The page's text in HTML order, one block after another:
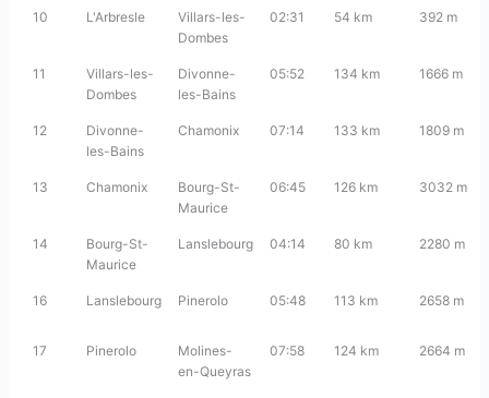
10 L'Arbresle
Villars-les-
Dombes
02:31 54 km 392 m
11
Villars-les-
Dombes
Divonne-
les-Bains
05:52 134 km 1666 m
12
Divonne-
les-Bains
Chamonix 07:14 133 km 1809 m
13 Chamonix
Bourg-St-
Maurice
06:45 126 km 3032 m
14
Bourg-St-
Maurice
Lanslebourg 04:14 80 km 2280 m
16 Lanslebourg Pinerolo 05:48 113 km 2658 m
17 Pinerolo
Molines-
en-Queyras
07:58 124 km 2664 m